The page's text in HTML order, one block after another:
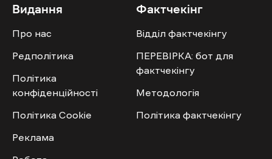
після війни. У випадку Уряду – ріст з 47% до
74%, у випадку президента – з 23% до 67%.
Нагадаємо, більшість опитаних громадян
Українине підтримуютьприпинення вогню за
нинішньою лінією фронту без гарантій
безпеки. Підтримка перемир’я суттєво
ресурсної підтримки союзників.